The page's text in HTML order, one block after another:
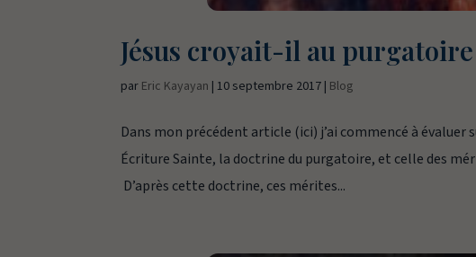
Jésus croyait-il au purgatoire
par Eric Kayayan | 10 septembre 2017 | Blog
Dans mon précédent article (ici) j’ai commencé à
Écriture Sainte, la doctrine du purgatoire, et celle des
D’après cette doctrine, ces mérites...